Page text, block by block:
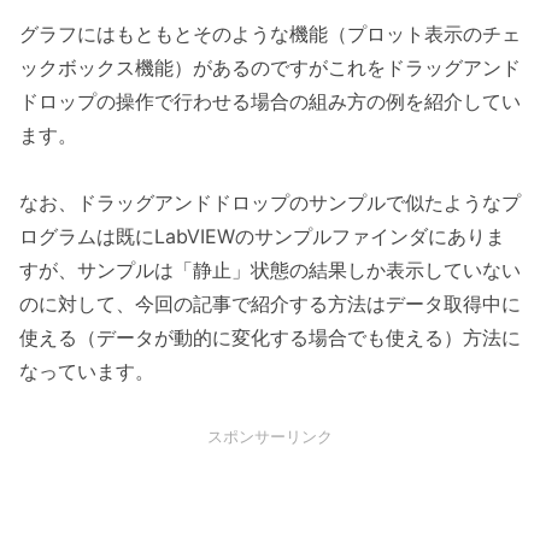
グラフにはもともとそのような機能（プロット表示のチェ
ックボックス機能）があるのですがこれをドラッグアンド
ドロップの操作で行わせる場合の組み方の例を紹介してい
ます。
なお、ドラッグアンドドロップのサンプルで似たようなプ
ログラムは既にLabVIEWのサンプルファインダにありま
すが、サンプルは「静止」状態の結果しか表示していない
のに対して、今回の記事で紹介する方法はデータ取得中に
使える（データが動的に変化する場合でも使える）方法に
なっています。
スポンサーリンク